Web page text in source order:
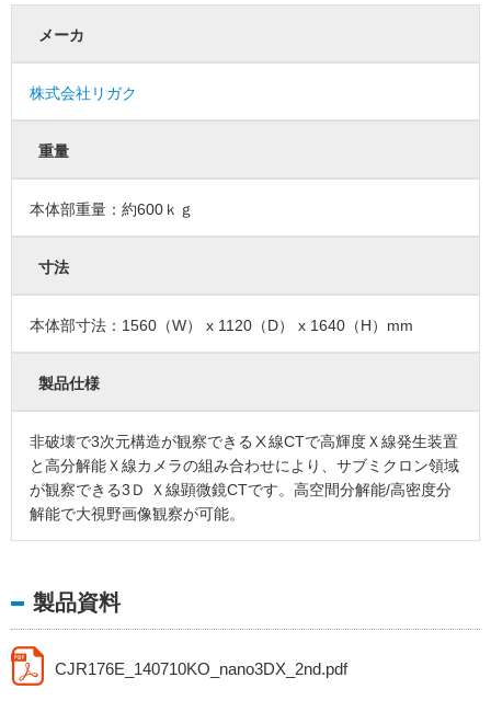
メーカ
株式会社リガク
重量
本体部重量：約600ｋｇ
寸法
本体部寸法：1560（W） x 1120（D） x 1640（H）mm
製品仕様
非破壊で3次元構造が観察できるⅩ線CTで高輝度Ｘ線発生装置
と高分解能Ｘ線カメラの組み合わせにより、サブミクロン領域
が観察できる3Ｄ Ｘ線顕微鏡CTです。高空間分解能/高密度分
解能で大視野画像観察が可能。
製品資料
CJR176E_140710KO_nano3DX_2nd.pdf